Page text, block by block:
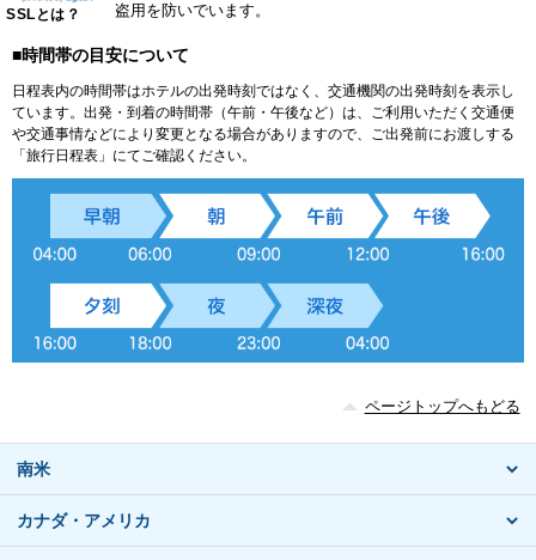
SSLとは？
盗用を防いでいます。
■時間帯の目安について
日程表内の時間帯はホテルの出発時刻ではなく、交通機関の出発時刻を表示し
ています。出発・到着の時間帯（午前・午後など）は、ご利用いただく交通便
や交通事情などにより変更となる場合がありますので、ご出発前にお渡しする
「旅行日程表」にてご確認ください。
ページトップへもどる
南米
カナダ・アメリカ